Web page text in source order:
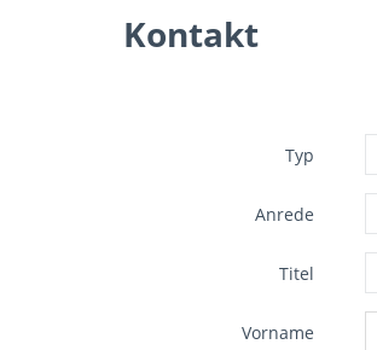
Kontakt
Typ
Anrede
Titel
Vorname